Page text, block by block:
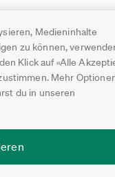
Medieninhalte
zu können,
Klick auf «Alle
Mehr
du in unseren